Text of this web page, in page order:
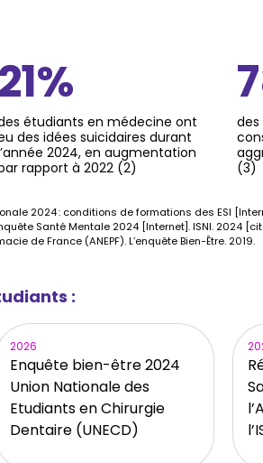
21%
étudiants en médecine ont
des idées suicidaires durant
2024, en augmentation
rapport à 2022 (2)
(3)
2024 : conditions de formations des ESI
Santé Mentale 2024 [Internet]. ISNI. 2024
de France (ANEPF). L’enquête Bien-Être. 2019.
:
2026
Enquête bien-être 2024
Union Nationale des
Etudiants en Chirurgie
Dentaire (UNECD)